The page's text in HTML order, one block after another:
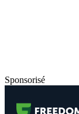
Sponsorisé